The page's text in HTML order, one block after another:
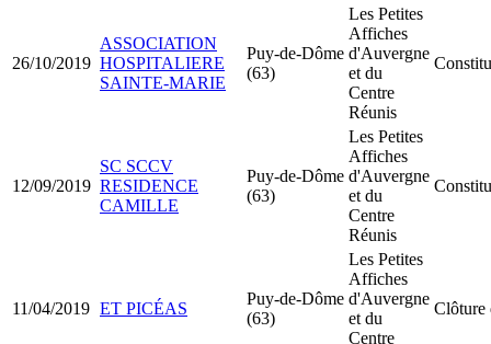
26/10/2019
ASSOCIATION
HOSPITALIERE
SAINTE-MARIE
Puy-de-Dôme
(63)
Les Petites
Affiches
d'Auvergne
et du
Centre
Réunis
12/09/2019
SC SCCV
RESIDENCE
CAMILLE
Puy-de-Dôme
(63)
Les Petites
Affiches
d'Auvergne
et du
Centre
Réunis
11/04/2019 ET PICÉAS
Puy-de-Dôme
(63)
Les Petites
Affiches
d'Auvergne
et du
Centre
Clôture